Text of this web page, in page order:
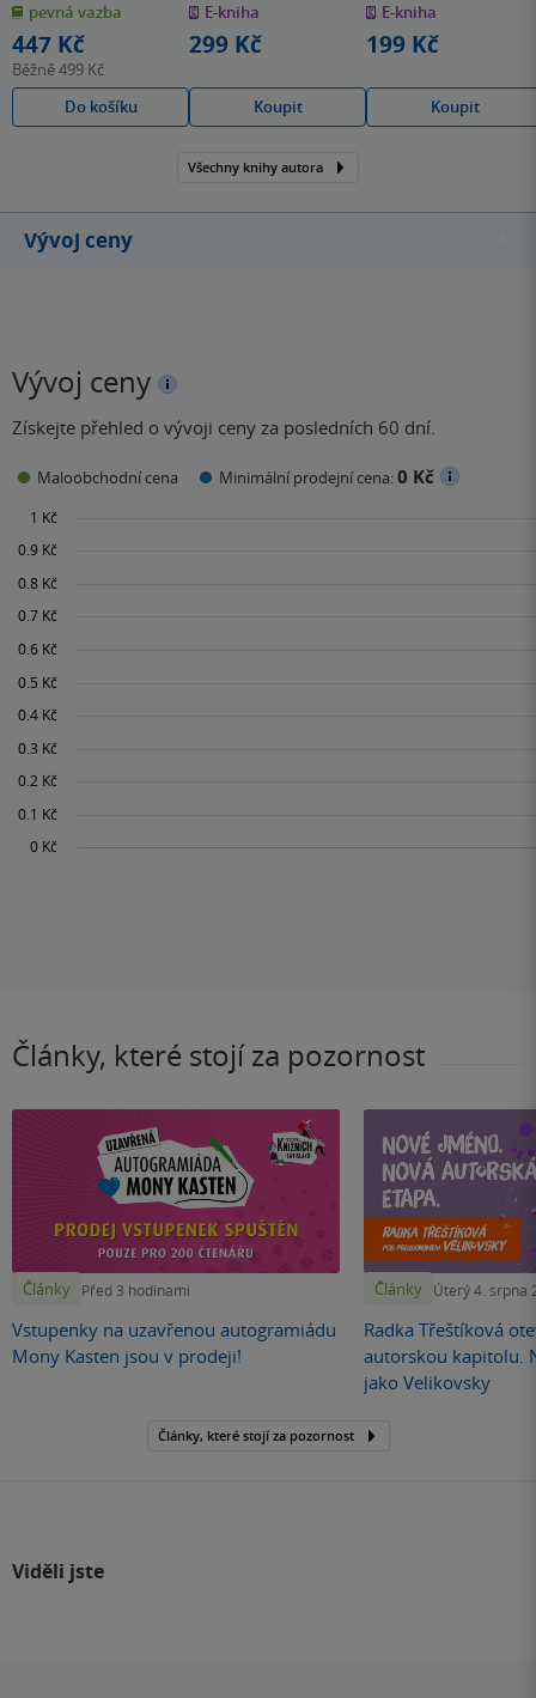
5
hvězdiček
pevná vazba
447 Kč
Běžně499 Kč
Do košíku
5
hvězdiček
E-kniha
299 Kč
Koupit
5
hvězdiček
E-kniha
199 Kč
Koupit
Všechny knihy autora
Vývoj ceny
Vývoj ceny
Získejte přehled o vývoji ceny za posledních 60 dní.
Maloobchodní cena Minimální prodejní cena:0 Kč
Články, které stojí za pozornost
Články Před 3 hodinami
Vstupenky na uzavřenou autogramiádu
Mony Kasten jsou v prodeji!
Články Úterý 4. srpna
Radka Třeštíková
autorskou kapitolu.
jako Velikovsky
Články, které stojí za pozornost
Viděli jste